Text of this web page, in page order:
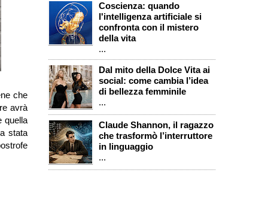
che
avrà
quella
stata
Coscienza: quando
l'intelligenza artificiale si
confronta con il mistero
della vita
...
Dal mito della Dolce Vita ai
social: come cambia l’idea
di bellezza femminile
...
Claude Shannon, il ragazzo
che trasformò l’interruttore
in linguaggio
...